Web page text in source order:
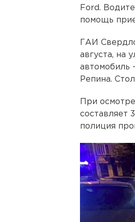
Ford.
помощь
ГАИ
августа, на
автомобиль
Репина.
При
составляет
полиция